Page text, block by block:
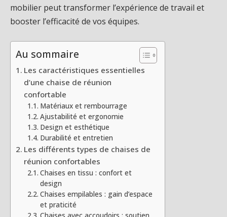
mobilier peut transformer l’expérience de travail et
booster l’efficacité de vos équipes.
Au sommaire
Les caractéristiques essentielles
d’une chaise de réunion
confortable
Matériaux et rembourrage
Ajustabilité et ergonomie
Design et esthétique
Durabilité et entretien
Les différents types de chaises de
réunion confortables
Chaises en tissu : confort et
design
Chaises empilables : gain d’espace
et praticité
Chaises avec accoudoirs : soutien